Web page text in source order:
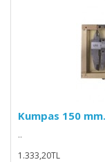
Kumpas 150 mm.
..
1.333,20TL